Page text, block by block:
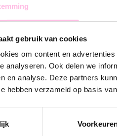
gebruik van cookies
om content en
analyseren. Ook delen we
en analyse. Deze partners
hebben verzameld op basis